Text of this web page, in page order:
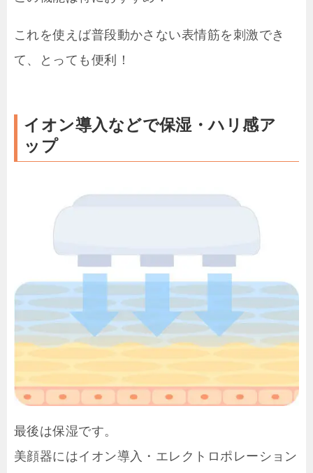
これを使えば普段動かさない表情筋を刺激でき
て、とっても便利！
イオン導入などで保湿・ハリ感ア
ップ
最後は保湿です。
美顔器にはイオン導入・エレクトロポレーション